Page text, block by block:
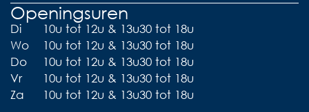
Openingsuren
Di
10u tot 12u & 13u30 tot 18u
Wo
10u tot 12u & 13u30 tot 18u
Do
10u tot 12u & 13u30 tot 18u
Vr
10u tot 12u & 13u30 tot 18u
Za
10u tot 12u & 13u30 tot 18u